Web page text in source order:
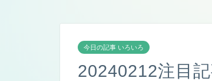
今日の記事 いろいろ
20240212注目